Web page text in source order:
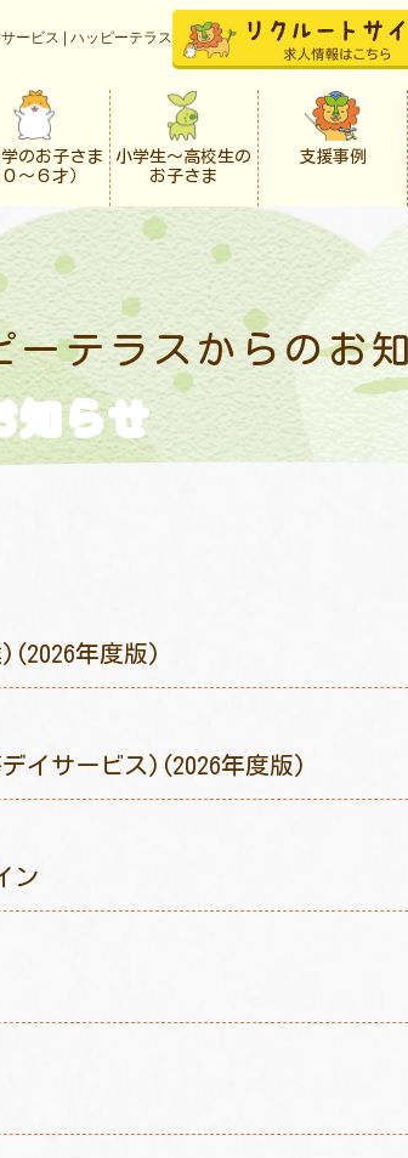
ービス | ハッピーテラス
のお子さま
０〜６才）
小学生〜高校生の
お子さま
支援事例
ーテラスからのお
知らせ
年度版)
イサービス)(2026年度版)
ン